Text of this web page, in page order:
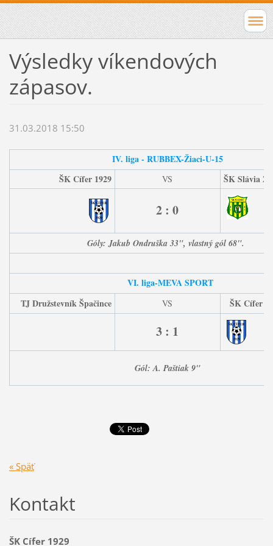
Výsledky víkendových
zápasov.
31.03.2018 15:50
IV. liga - RUBBEX-Žiaci-U-15
ŠK Cífer 1929
VS ŠK Slávia
2 : 0
Góly: Jakub Ondruška 33", vlastný gól 68".
VI. liga-MEVA SPORT
TJ Družstevník Špačince
VS ŠK Cífer
3 : 1
Gól: A. Paštiak 9"
« Späť
Kontakt
ŠK Cífer 1929